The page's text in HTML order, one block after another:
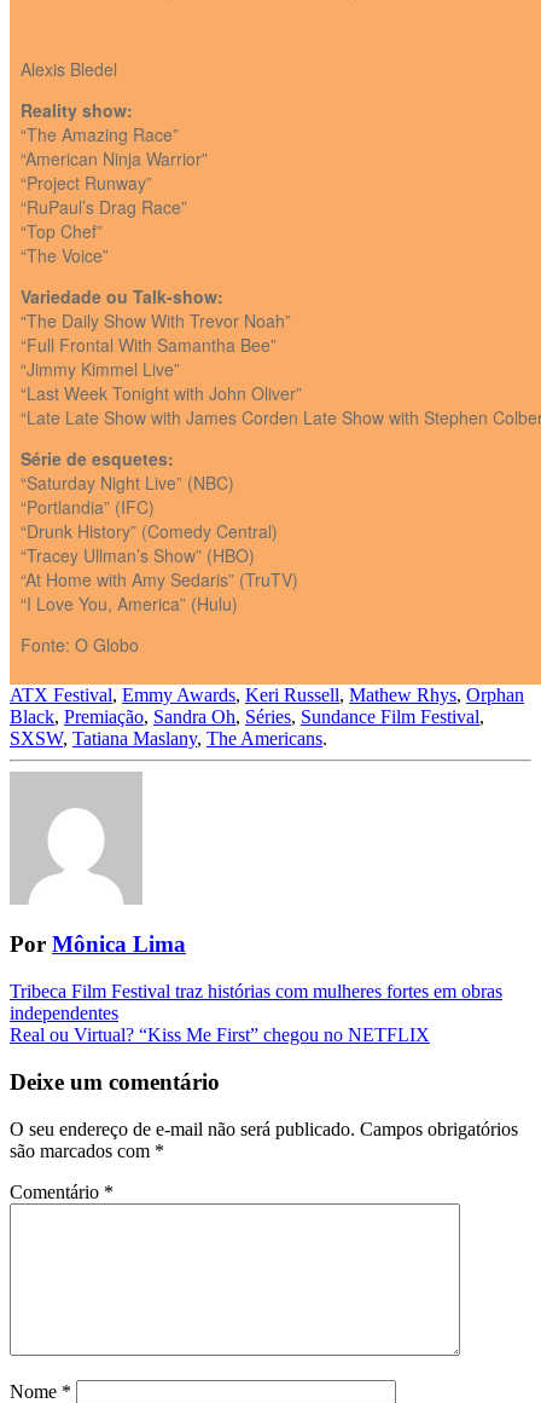
Alexis Bledel
Reality show:
“The Amazing Race”
“American Ninja Warrior”
“Project Runway”
“RuPaul’s Drag Race”
“Top Chef”
“The Voice”
Variedade ou Talk-show:
“The Daily Show With Trevor Noah”
“Full Frontal With Samantha Bee”
“Jimmy Kimmel Live”
“Last Week Tonight with John Oliver”
“Late Late Show with James Corden Late Show with Stephen
Série de esquetes:
“Saturday Night Live” (NBC)
“Portlandia” (IFC)
“Drunk History” (Comedy Central)
“Tracey Ullman’s Show” (HBO)
“At Home with Amy Sedaris” (TruTV)
“I Love You, America” (Hulu)
Fonte: O Globo
ATX Festival, Emmy Awards, Keri Russell, Mathew Rhys, Orphan
Black, Premiação, Sandra Oh, Séries, Sundance Film Festival,
SXSW, Tatiana Maslany, The Americans.
Por Mônica Lima
Navegação
da
Tribeca Film Festival traz histórias com mulheres fortes em obras
independentes
Real ou Virtual? “Kiss Me First” chegou no NETFLIX
Deixe um comentário
O seu endereço de e-mail não será publicado. Campos obrigatórios
são marcados com *
Comentário *
Nome *